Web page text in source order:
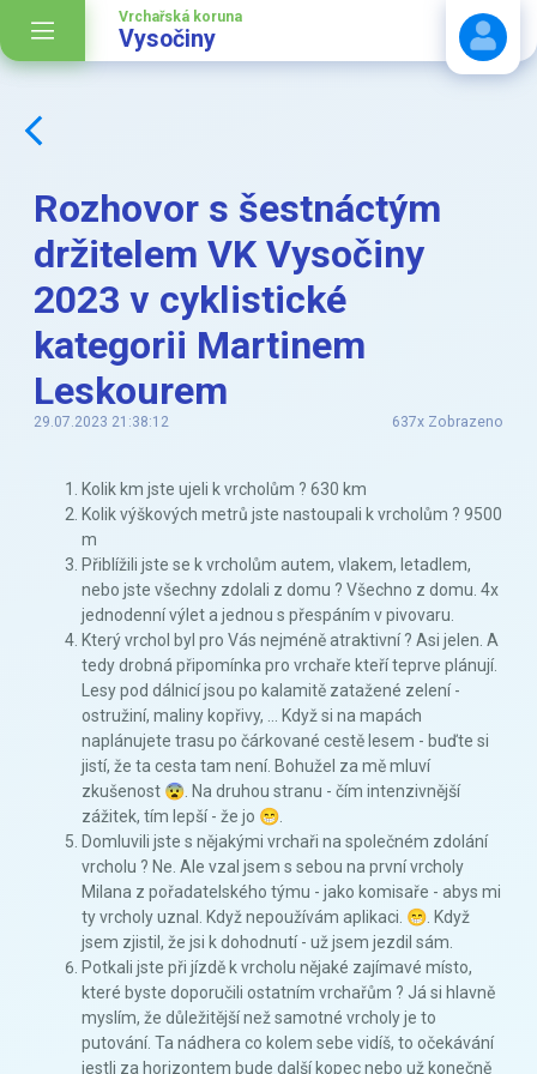
Vrchařská koruna
Vysočiny
Rozhovor s šestnáctým
držitelem VK Vysočiny
2023 v cyklistické
kategorii Martinem
Leskourem
29.07.2023 21:38:12 637x Zobrazeno
Kolik km jste ujeli k vrcholům ? 630 km
Kolik výškových metrů jste nastoupali k vrcholům ? 9500
m
Přiblížili jste se k vrcholům autem, vlakem, letadlem,
nebo jste všechny zdolali z domu ? Všechno z domu. 4x
jednodenní výlet a jednou s přespáním v pivovaru.
Který vrchol byl pro Vás nejméně atraktivní ? Asi jelen. A
tedy drobná připomínka pro vrchaře kteří teprve plánují.
Lesy pod dálnicí jsou po kalamitě zatažené zelení -
ostružiní, maliny kopřivy, ... Když si na mapách
naplánujete trasu po čárkované cestě lesem - buďte si
jistí, že ta cesta tam není. Bohužel za mě mluví
zkušenost 😨. Na druhou stranu - čím intenzivnější
zážitek, tím lepší - že jo 😁.
Domluvili jste s nějakými vrchaři na společném zdolání
vrcholu ? Ne. Ale vzal jsem s sebou na první vrcholy
Milana z pořadatelského týmu - jako komisaře - abys mi
ty vrcholy uznal. Když nepoužívám aplikaci. 😁. Když
jsem zjistil, že jsi k dohodnutí - už jsem jezdil sám.
Potkali jste při jízdě k vrcholu nějaké zajímavé místo,
které byste doporučili ostatním vrchařům ? Já si hlavně
myslím, že důležitější než samotné vrcholy je to
putování. Ta nádhera co kolem sebe vidíš, to očekávání
jestli za horizontem bude další kopec nebo už konečně